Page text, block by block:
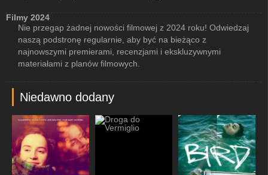
Filmy 2024
Nie przegap żadnej nowości filmowej z 2024 roku! Odwiedzaj
naszą podstronę regularnie, aby być na bieżąco z
najnowszymi premierami, recenzjami i ekskluzywnymi
materiałami z planów filmowych.
Niedawno dodany